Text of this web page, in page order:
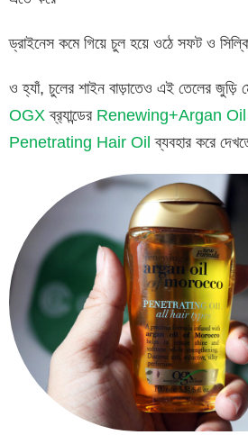
ড্রাইনেস কমে গিয়ে চুল হয়ে ওঠে সফট ও
ও হ্যাঁ, চুলের শাইন বাড়াতেও এই তেলের জুড়ি
OGX ব্র‍্যান্ডের Renewing+Argan
Penetrating Hair Oil ব্যবহার করে